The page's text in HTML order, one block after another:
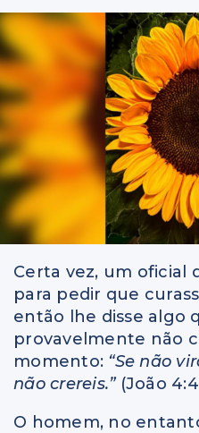
Certa vez, um oficial
para pedir que
então lhe disse algo
provavelmente não
momento: “Se não
não crereis.”(João
O homem, no